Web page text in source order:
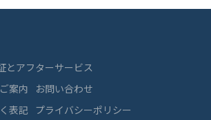
とアフターサービス
案内
お問い合わせ
表記 プライバシーポリシー